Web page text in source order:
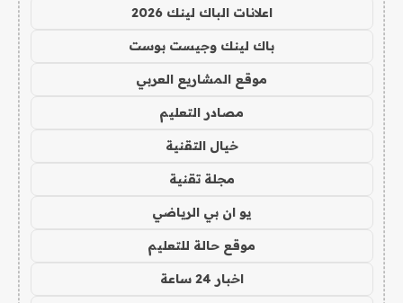
اعلانات الباك لينك 2026
باك لينك وجيست بوست
موقع المشاريع العربي
مصادر التعليم
خيال التقنية
مجلة تقنية
يو ان بي الرياضي
موقع حالة للتعليم
اخبار 24 ساعة